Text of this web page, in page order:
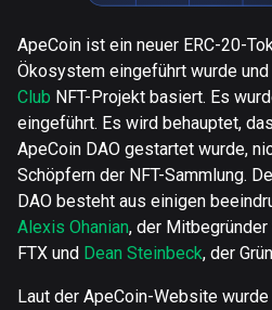
ApeCoin ist ein neuer ERC-20-
Ökosystem eingeführt wurde
Club NFT-Projekt basiert. Es
eingeführt. Es wird behauptet,
ApeCoin DAO gestartet wurde,
Schöpfern der NFT-Sammlung.
DAO besteht aus einigen
Alexis Ohanian, der Mitbegründer
FTX und Dean Steinbeck, der
Laut der ApeCoin-Website